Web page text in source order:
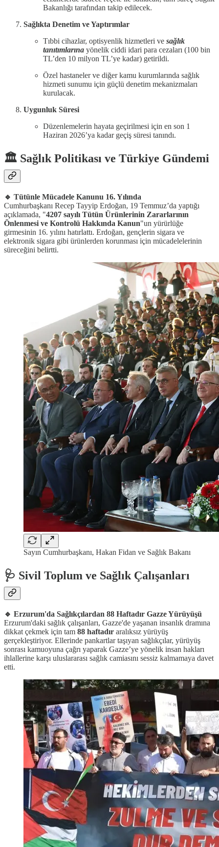
Bakanlığı tarafından takip edilecek.
Sağlıkta Denetim ve Yaptırımlar
Tıbbi cihazlar, optisyenlik hizmetleri ve sağlık
tanıtımlarına yönelik ciddi idari para cezaları (100 bin
TL’den 10 milyon TL’ye kadar) getirildi.
Özel hastaneler ve diğer kamu kurumlarında sağlık
hizmeti sunumu için güçlü denetim mekanizmaları
kurulacak.
Uygunluk Süresi
Düzenlemelerin hayata geçirilmesi için en son 1
Haziran 2026’ya kadar geçiş süresi tanındı.
🏛️ Sağlık Politikası ve Türkiye Gündemi
🔹 Tütünle Mücadele Kanunu 16. Yılında
Cumhurbaşkanı Recep Tayyip Erdoğan, 19 Temmuz’da yaptığı
açıklamada, "4207 sayılı Tütün Ürünlerinin Zararlarının
Önlenmesi ve Kontrolü Hakkında Kanun"un yürürlüğe
girmesinin 16. yılını hatırlattı. Erdoğan, gençlerin sigara ve
elektronik sigara gibi ürünlerden korunması için mücadelelerinin
süreceğini belirtti.
Sayın Cumhurbaşkanı, Hakan Fidan ve Sağlık Bakanı
🩺 Sivil Toplum ve Sağlık Çalışanları
🔹 Erzurum'da Sağlıkçılardan 88 Haftadır Gazze Yürüyüşü
Erzurum'daki sağlık çalışanları, Gazze'de yaşanan insanlık dramına
dikkat çekmek için tam 88 haftadır aralıksız yürüyüş
gerçekleştiriyor. Ellerinde pankartlar taşıyan sağlıkçılar, yürüyüş
sonrası kamuoyuna çağrı yaparak Gazze’ye yönelik insan hakları
ihlallerine karşı uluslararası sağlık camiasını sessiz kalmamaya davet
etti.